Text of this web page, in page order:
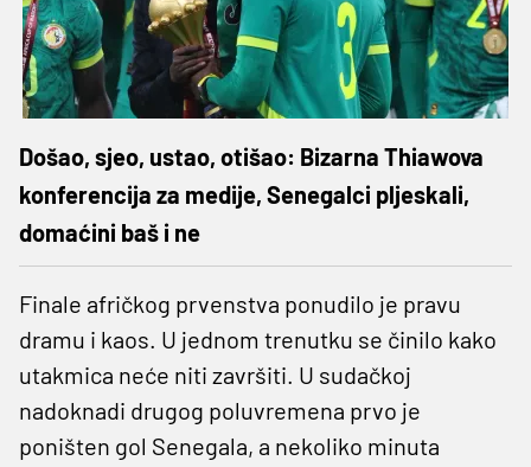
Došao, sjeo, ustao, otišao: Bizarna Thiawova
konferencija za medije, Senegalci pljeskali,
domaćini baš i ne
Finale afričkog prvenstva ponudilo je pravu
dramu i kaos. U jednom trenutku se činilo kako
utakmica neće niti završiti. U sudačkoj
nadoknadi drugog poluvremena prvo je
poništen gol Senegala, a nekoliko minuta